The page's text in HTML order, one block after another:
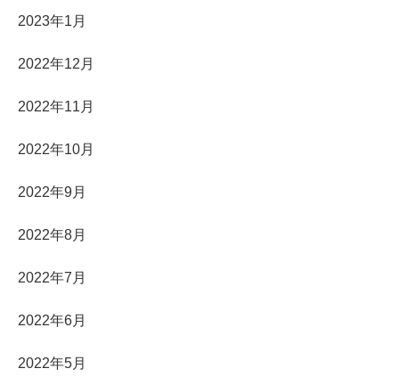
2023年1月
2022年12月
2022年11月
2022年10月
2022年9月
2022年8月
2022年7月
2022年6月
2022年5月